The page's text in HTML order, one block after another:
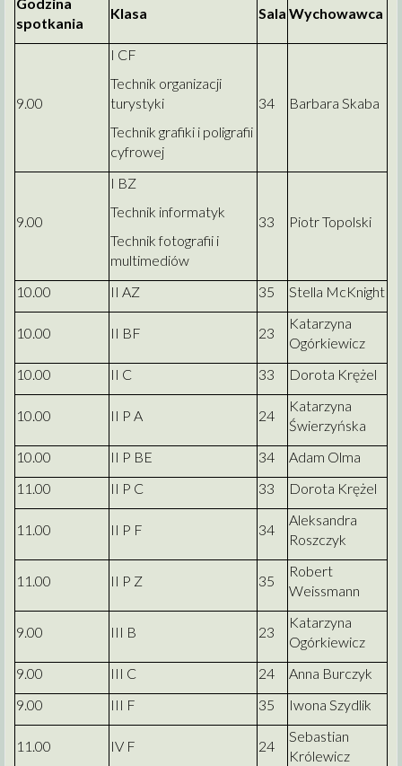
Godzina
spotkania
Klasa Sala Wychowawca
9.00
I CF
Technik organizacji
turystyki
Technik grafiki i poligrafii
cyfrowej
34 Barbara Skaba
9.00
I BZ
Technik informatyk
Technik fotografii i
multimediów
33 Piotr Topolski
10.00 II AZ 35 Stella McKnight
10.00 II BF 23
Katarzyna
Ogórkiewicz
10.00
II C 33 Dorota Krężel
10.00 II P A 24
Katarzyna
Świerzyńska
10.00
II P BE 34
Adam Olma
11.00
II P C 33 Dorota Krężel
11.00 II P F 34
Aleksandra
Roszczyk
11.00 II P Z 35
Robert
Weissmann
9.00 III B 23
Katarzyna
Ogórkiewicz
9.00
III C 24
Anna Burczyk
9.00
III F 35 Iwona Szydlik
11.00 IV F 24
Sebastian
Królewicz